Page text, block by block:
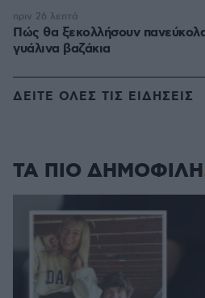
Πώς θα ξεκολλήσουν
γυάλινα βαζάκια
πριν 26 λεπτά
ΔΕΙΤΕ ΟΛΕΣ ΤΙΣ ΕΙΔΗΣΕΙΣ
ΤΑ ΠΙΟ ΔΗΜΟΦΙΛΗ